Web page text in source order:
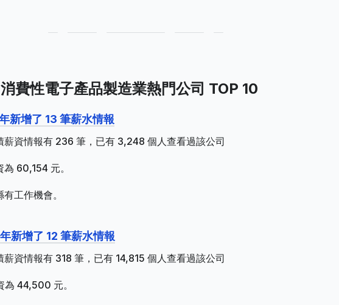
費性電子產品製造業熱門公司 TOP 10
新增了 13 筆薪水情報
薪資情報有 236 筆，已有 3,248 個人查看過該公司
60,154 元。
工作機會。
新增了 12 筆薪水情報
資情報有 318 筆，已有 14,815 個人查看過該公司
為 44,500 元。